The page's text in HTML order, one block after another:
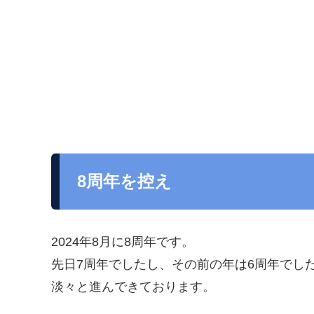
8周年を控え
2024年8月に8周年です。
先日7周年でしたし、その前の年は6周年でし
淡々と進んできております。